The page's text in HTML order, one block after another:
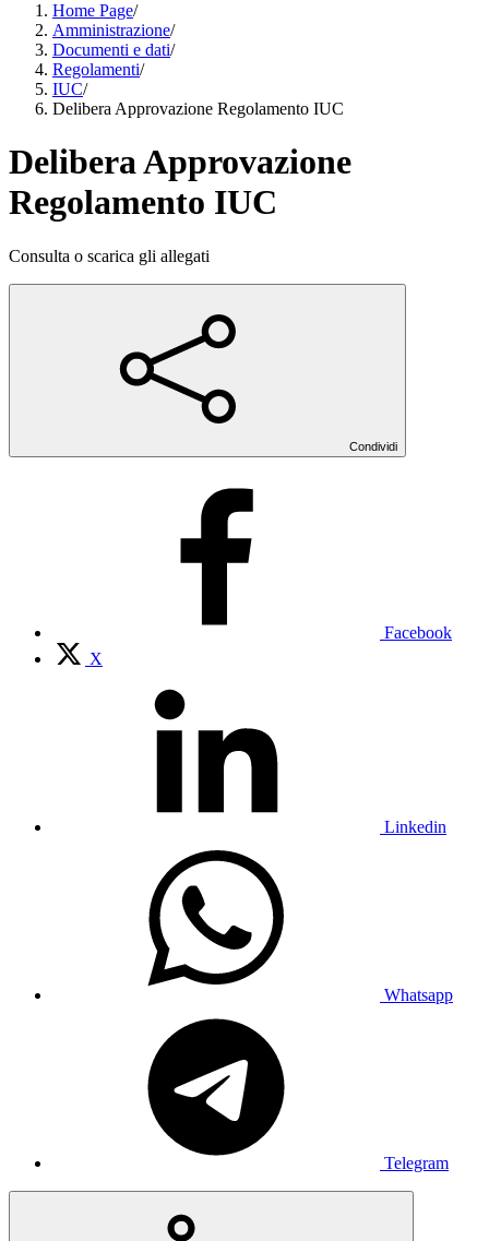
Home Page/
Amministrazione/
Documenti e dati/
Regolamenti/
IUC/
Delibera Approvazione Regolamento IUC
Delibera Approvazione
Regolamento IUC
Consulta o scarica gli allegati
Condividi
Facebook
X
Linkedin
Whatsapp
Telegram